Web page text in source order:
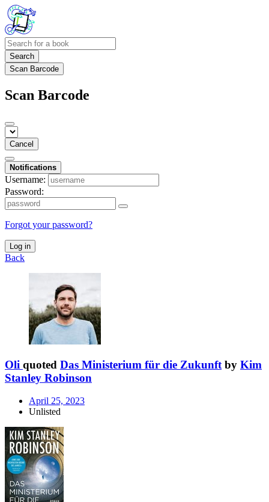
Search
Scan Barcode
Scan Barcode
Cancel
Notifications
Username:
Password:
Forgot your password?
Log in
Back
Oli quoted Das Ministerium für die Zukunft by Kim
Stanley Robinson
April 25, 2023
Unlisted